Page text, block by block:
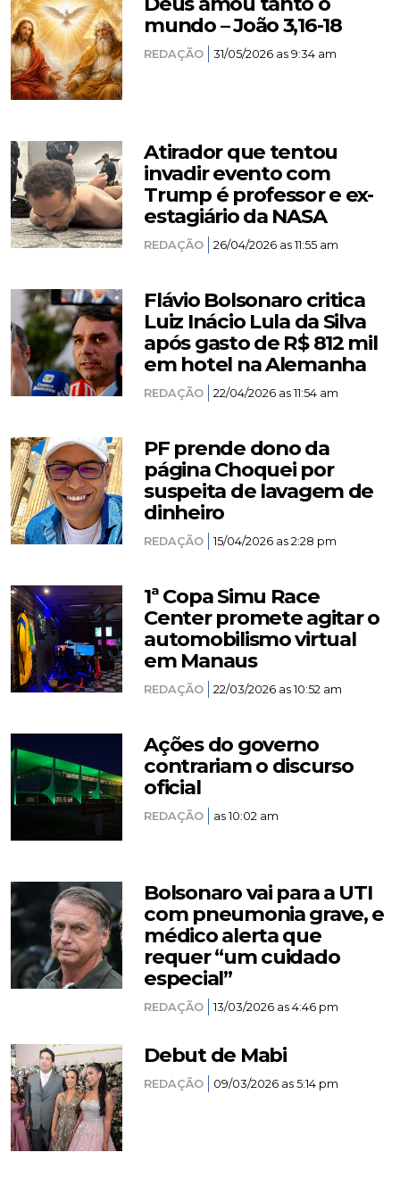
mundo – João 3,16-18
REDAÇÃO 31/05/2026 as 9:34 am
Atirador que tentou
invadir evento com
Trump é professor e ex-
estagiário da NASA
REDAÇÃO 26/04/2026 as 11:55 am
Flávio Bolsonaro critica
Luiz Inácio Lula da Silva
após gasto de R$ 812 mil
em hotel na Alemanha
REDAÇÃO 22/04/2026 as 11:54 am
PF prende dono da
página Choquei por
suspeita de lavagem de
dinheiro
REDAÇÃO 15/04/2026 as 2:28 pm
1ª Copa Simu Race
Center promete agitar o
automobilismo virtual
em Manaus
REDAÇÃO 22/03/2026 as 10:52 am
Ações do governo
contrariam o discurso
oficial
REDAÇÃO as 10:02 am
Bolsonaro vai para a UTI
com pneumonia grave, e
médico alerta que
requer “um cuidado
especial”
REDAÇÃO 13/03/2026 as 4:46 pm
Debut de Mabi
REDAÇÃO 09/03/2026 as 5:14 pm